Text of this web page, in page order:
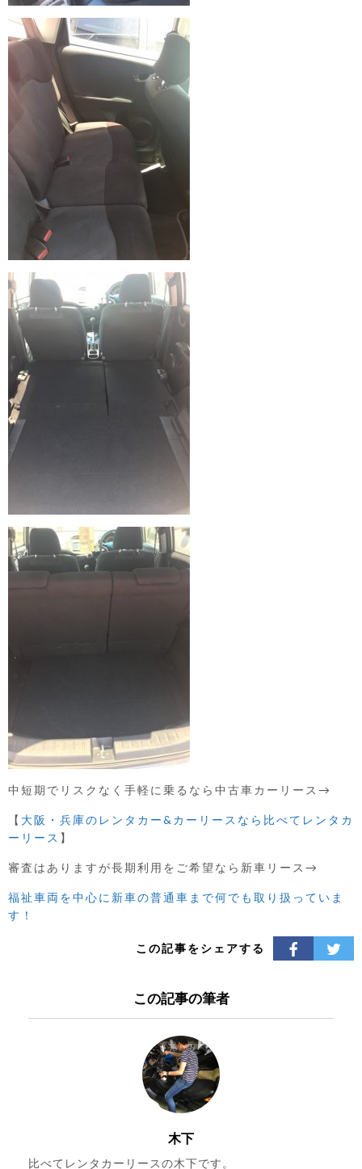
中短期でリスクなく手軽に乗るなら中古車カーリース→
【 大阪・兵庫のレンタカー&カーリースなら比べてレンタカ
ーリース 】
審査はありますが長期利用をご希望なら新車リース→
福祉車両を中心に新車の普通車まで何でも取り扱っていま
す！
この記事をシェアする
この記事の筆者
木下
比べてレンタカーリースの木下です。